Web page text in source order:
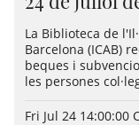
La Biblioteca de
Barcelona (ICAB)
beques i
les persones
Fri Jul 24 14:00:00